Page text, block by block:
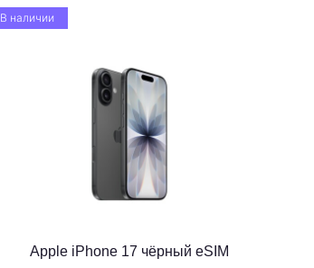
В наличии
Apple iPhone 17 чёрный eSIM